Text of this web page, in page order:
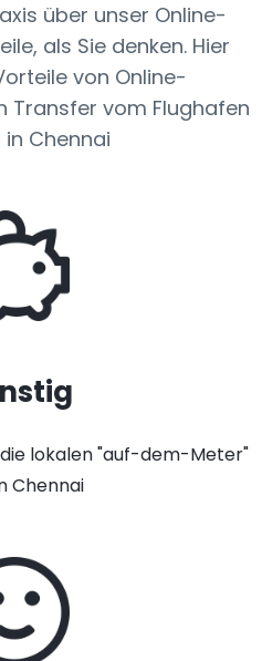
über unser Online-
als Sie denken. Hier
von Online-
Transfer vom Flughafen
Chennai
lokalen "auf-dem-Meter"
Chennai